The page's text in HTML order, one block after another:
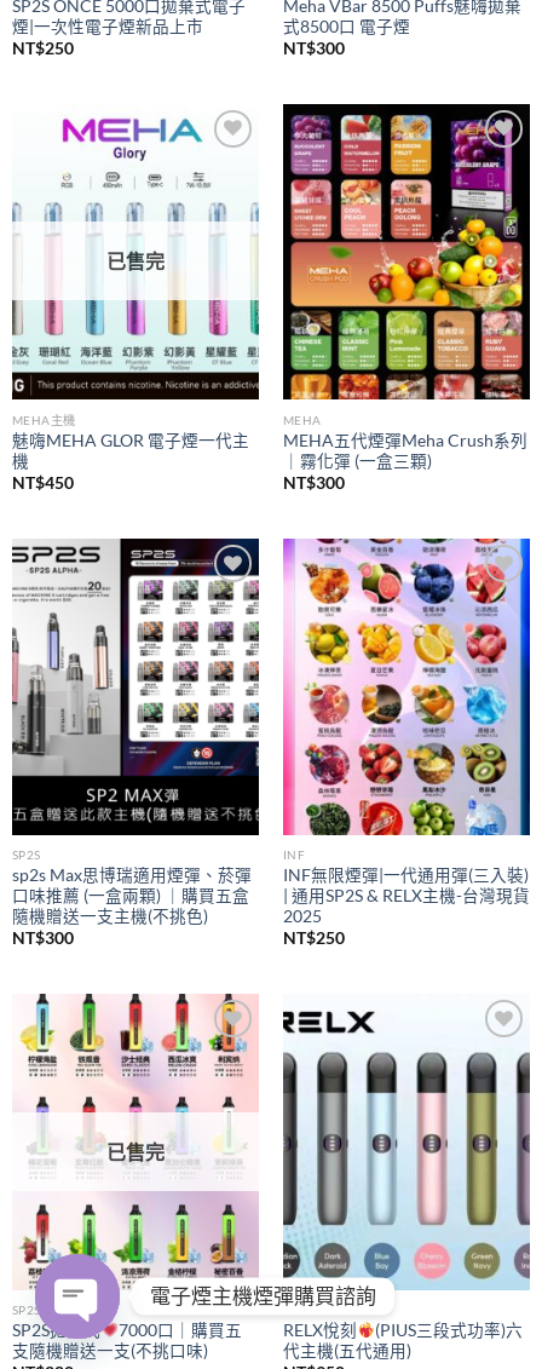
SP2S ONCE 5000口拋棄式電子
煙|一次性電子煙新品上市
NT$250
Meha VBar 8500 Puffs魅嗨拋棄
式8500口 電子煙
NT$300
wishlist
已售完
MEHA主機
魅嗨MEHA GLOR 電子煙一代主
機
NT$450
Add to
wishlist
MEHA
MEHA五代煙彈Meha Crush系列
｜霧化彈 (一盒三顆)
NT$300
Add to
wishlist
SP2S
sp2s Max思博瑞適用煙彈、菸彈
口味推薦 (一盒兩顆) ｜購買五盒
隨機贈送一支主機(不挑色)
NT$300
Add to
wishlist
INF
INF無限煙彈|一代通用彈(三入裝)
| 通用SP2S & RELX主機-台灣現貨
2025
NT$250
Add to
wishlist
已售完
SP2S
SP2S拋棄式
7000口｜購買五
支隨機贈送一支(不挑口味)
Add to
wishlist
RELX
RELX悅刻
(PIUS三段式功率)六
代主機(五代通用)
電子煙主機煙彈購買諮詢
OPEN